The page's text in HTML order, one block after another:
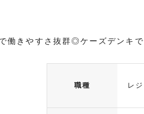
きやすさ抜群◎ケーズデンキで
職種 レ